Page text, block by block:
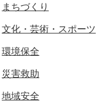
まちづくり
文化・芸術・スポーツ
環境保全
災害救助
地域安全